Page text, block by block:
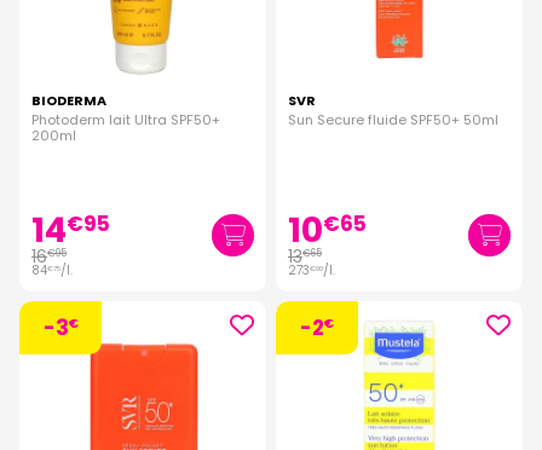
BIODERMA
Photoderm lait Ultra SPF50+
200ml
14€95
16€95
84€75/l.
SVR
Sun Secure fluide SPF50+ 50ml
10€65
13€65
273€00/l.
-3€ -2€